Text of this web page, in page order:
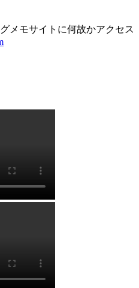
メモサイトに何故かアクセス